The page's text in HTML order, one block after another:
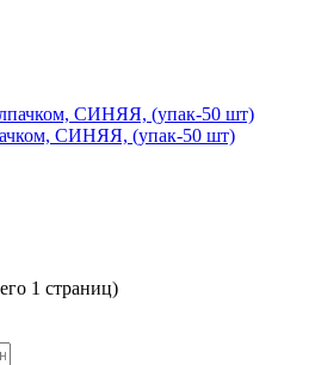
СИНЯЯ, (упак-50 шт)
1 страниц)